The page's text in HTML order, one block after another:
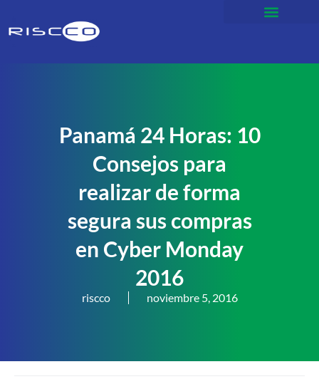
Panamá 24 Horas: 10
Consejos para
realizar de forma
segura sus compras
en Cyber Monday
2016
riscco noviembre 5, 2016